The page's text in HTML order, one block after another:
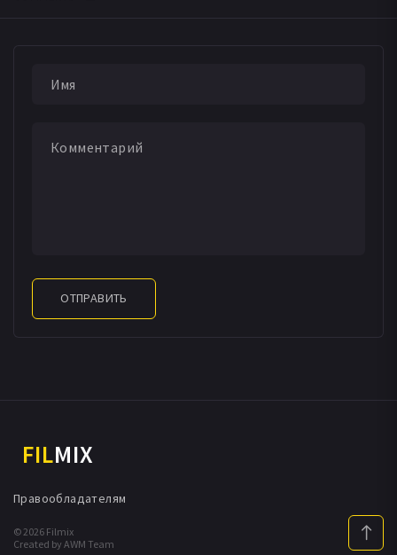
ОТПРАВИТЬ
FILMIX
© 2026 Filmix
Created by AWM Team
Правообладателям